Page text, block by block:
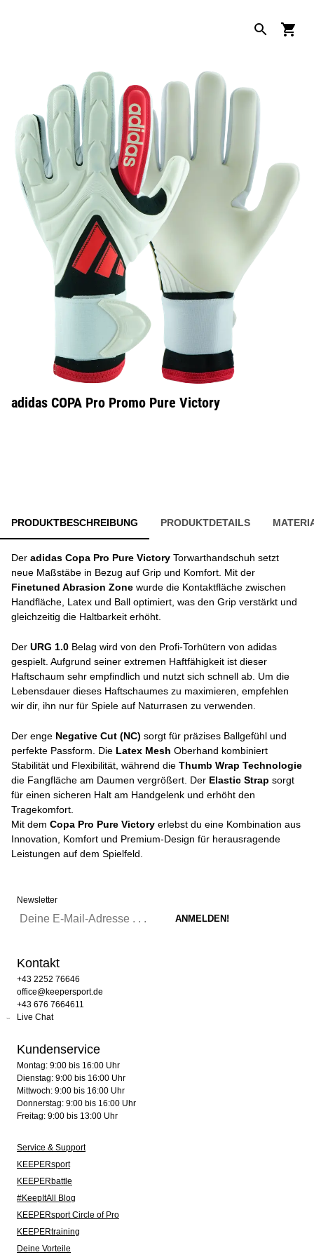
adidas COPA Pro Promo Pure Victory
PRODUKTBESCHREIBUNG PRODUKTDETAILS
Der adidas Copa Pro Pure Victory Torwarthandschuh setzt
neue Maßstäbe in Bezug auf Grip und Komfort. Mit der
Finetuned Abrasion Zone wurde die Kontaktfläche zwischen
Handfläche, Latex und Ball optimiert, was den Grip verstärkt und
gleichzeitig die Haltbarkeit erhöht.
Der URG 1.0 Belag wird von den Profi-Torhütern von adidas
gespielt. Aufgrund seiner extremen Haftfähigkeit ist dieser
Haftschaum sehr empfindlich und nutzt sich schnell ab. Um die
Lebensdauer dieses Haftschaumes zu maximieren, empfehlen
wir dir, ihn nur für Spiele auf Naturrasen zu verwenden.
Der enge Negative Cut (NC) sorgt für präzises Ballgefühl und
perfekte Passform. Die Latex Mesh Oberhand kombiniert
Stabilität und Flexibilität, während die Thumb Wrap Technologie
die Fangfläche am Daumen vergrößert. Der Elastic Strap sorgt
für einen sicheren Halt am Handgelenk und erhöht den
Tragekomfort.
Mit dem Copa Pro Pure Victory erlebst du eine Kombination aus
Innovation, Komfort und Premium-Design für herausragende
Leistungen auf dem Spielfeld.
Newsletter
Kontakt
+43 2252 76646
office@keepersport.de
+43 676 7664611
Live Chat
Kundenservice
Montag: 9:00 bis 16:00 Uhr
Dienstag: 9:00 bis 16:00 Uhr
Mittwoch: 9:00 bis 16:00 Uhr
Donnerstag: 9:00 bis 16:00 Uhr
Freitag: 9:00 bis 13:00 Uhr
Service & Support
KEEPERsport
KEEPERbattle
#KeepItAll Blog
KEEPERsport Circle of Pro
KEEPERtraining
Deine Vorteile